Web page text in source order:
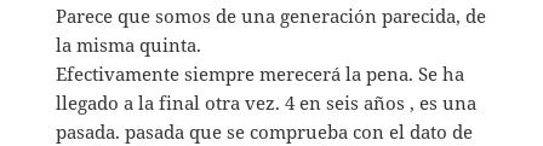
Parece que somos de una generación parecida, de
la misma quinta.
Efectivamente siempre merecerá la pena. Se ha
llegado a la final otra vez. 4 en seis años , es una
pasada. pasada que se comprueba con el dato de